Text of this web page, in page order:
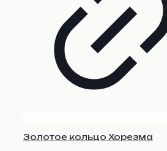
Золотое кольцо Хорезма